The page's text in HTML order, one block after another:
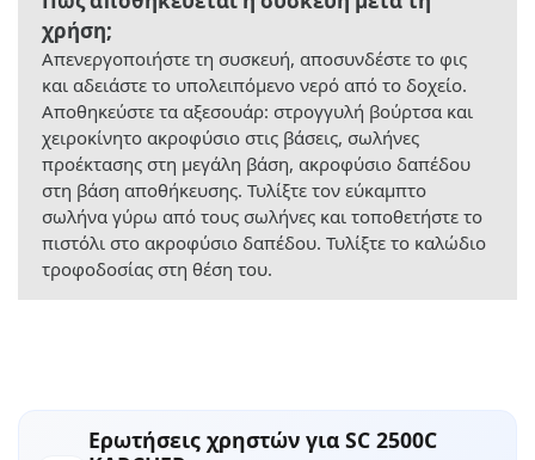
χρήση;
Απενεργοποιήστε τη συσκευή, αποσυνδέστε το φις
και αδειάστε το υπολειπόμενο νερό από το δοχείο.
Αποθηκεύστε τα αξεσουάρ: στρογγυλή βούρτσα και
χειροκίνητο ακροφύσιο στις βάσεις, σωλήνες
προέκτασης στη μεγάλη βάση, ακροφύσιο δαπέδου
στη βάση αποθήκευσης. Τυλίξτε τον εύκαμπτο
σωλήνα γύρω από τους σωλήνες και τοποθετήστε το
πιστόλι στο ακροφύσιο δαπέδου. Τυλίξτε το καλώδιο
τροφοδοσίας στη θέση του.
Ερωτήσεις χρηστών για SC 2500C